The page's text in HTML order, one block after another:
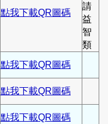
點我下載QR圖碼
請
益
智
類
點我下載QR圖碼
點我下載QR圖碼
點我下載QR圖碼